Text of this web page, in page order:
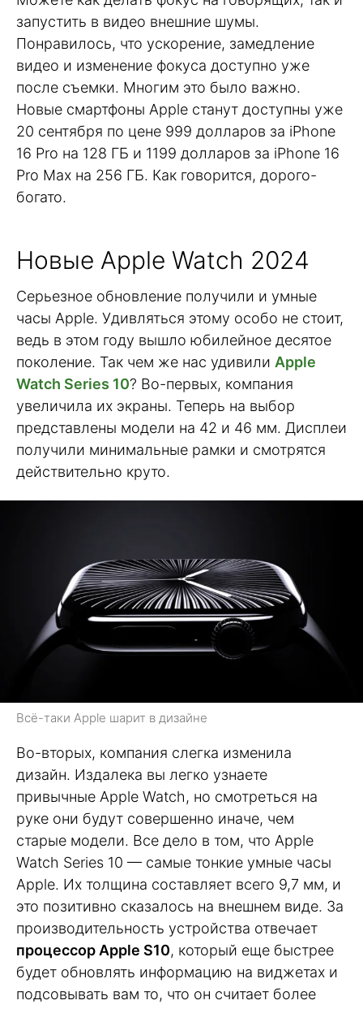
запустить в видео внешние шумы.
Понравилось, что ускорение, замедление
видео и изменение фокуса доступно уже
после съемки. Многим это было важно.
Новые смартфоны Apple станут доступны уже
20 сентября по цене 999 долларов за iPhone
16 Pro на 128 ГБ и 1199 долларов за iPhone 16
Pro Max на 256 ГБ. Как говорится, дорого-
богато.
Новые Apple Watch 2024
Серьезное обновление получили и умные
часы Apple. Удивляться этому особо не стоит,
ведь в этом году вышло юбилейное десятое
поколение. Так чем же нас удивили Apple
Watch Series 10? Во-первых, компания
увеличила их экраны. Теперь на выбор
представлены модели на 42 и 46 мм. Дисплеи
получили минимальные рамки и смотрятся
действительно круто.
Всё-таки Apple шарит в дизайне
Во-вторых, компания слегка изменила
дизайн. Издалека вы легко узнаете
привычные Apple Watch, но смотреться на
руке они будут совершенно иначе, чем
старые модели. Все дело в том, что Apple
Watch Series 10 — самые тонкие умные часы
Apple. Их толщина составляет всего 9,7 мм, и
это позитивно сказалось на внешнем виде. За
производительность устройства отвечает
процессор Apple S10, который еще быстрее
будет обновлять информацию на виджетах и
подсовывать вам то, что он считает более